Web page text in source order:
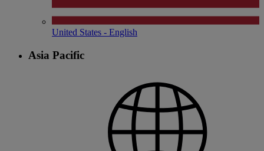
United States - English
Asia Pacific